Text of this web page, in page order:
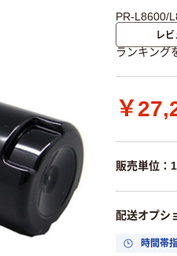
PR-L8600/
レ
ランキング
￥
販売単位：
配送オプシ
時間帯